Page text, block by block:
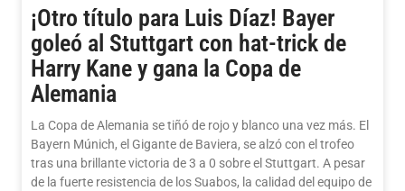
¡Otro título para Luis Díaz! Bayer
goleó al Stuttgart con hat-trick de
Harry Kane y gana la Copa de
Alemania
La Copa de Alemania se tiñó de rojo y blanco una vez más. El
Bayern Múnich, el Gigante de Baviera, se alzó con el trofeo
tras una brillante victoria de 3 a 0 sobre el Stuttgart. A pesar
de la fuerte resistencia de los Suabos, la calidad del equipo de